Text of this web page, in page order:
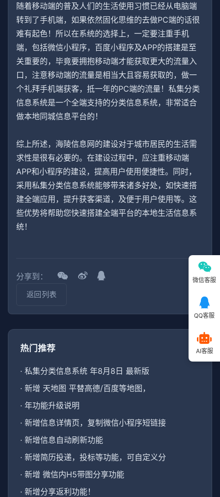
随着移动端的普及人们的生活使用习惯已经从电脑端
转到了手机端，如果依然固化思维的去做PC端的话很
难有起色！所以在系统的选择上，一定要注重手机
端，包括微信小程序，百度小程序及APP的搭建是至
关重要的，毕竟要拥抱移动端才能获取更大的流量入
口，注意移动端的流量是相当大且容易获取的，做一
个礼拜手机端获客，抵一年的PC端的流量！私集分类
信息系统是一个全端支持的分类信息系统，非常适合
做本地同城信息平台的！
综上所述，海陵信息网的建设对于城市居民的生活需
求性是很有必要的。在建设过程中，应注重移动端
APP和小程序的建设，提高用户使用便捷性。同时，
采用私集分类信息系统能够带来诸多好处，如快速搭
建全端应用，提升获客渠道，及便于用户使用等。这
些优势将帮助您快速搭建全端平台的本地生活信息系
统！
分享到：
返回列表
热门推荐
· 私集分类信息系统 年8月8日 最新版
· 新增 天地图 平替高德/百度等地图，
· 年功能升级说明
· 新增信息详情页，复制微信小程序短链接
· 新增信息自动刷新功能
· 新增简历投递，投标等功能，可自定义分
· 新增 微信内H5带图分享功能
· 新增分享返利功能！
微信客服
QQ客服
AI客服